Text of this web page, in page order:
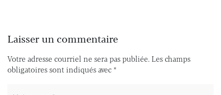
Laisser un commentaire
Votre adresse courriel ne sera pas publiée. Les champs
obligatoires sont indiqués avec *